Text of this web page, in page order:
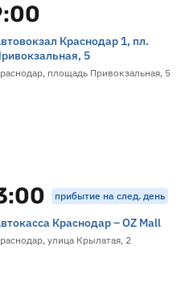
Краснодар 1, пл.
5
площадь Привокзальная, 5
прибытие на след. день
Краснодар – OZ Mall
улица Крылатая, 2